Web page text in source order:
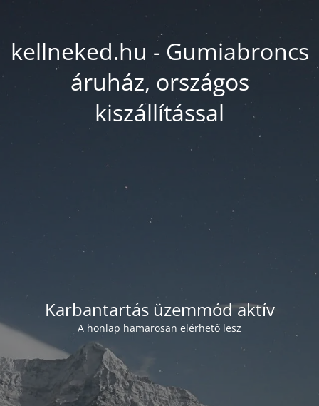
kellneked.hu - Gumiabroncs
áruház, országos
kiszállítással
Karbantartás üzemmód aktív
A honlap hamarosan elérhető lesz